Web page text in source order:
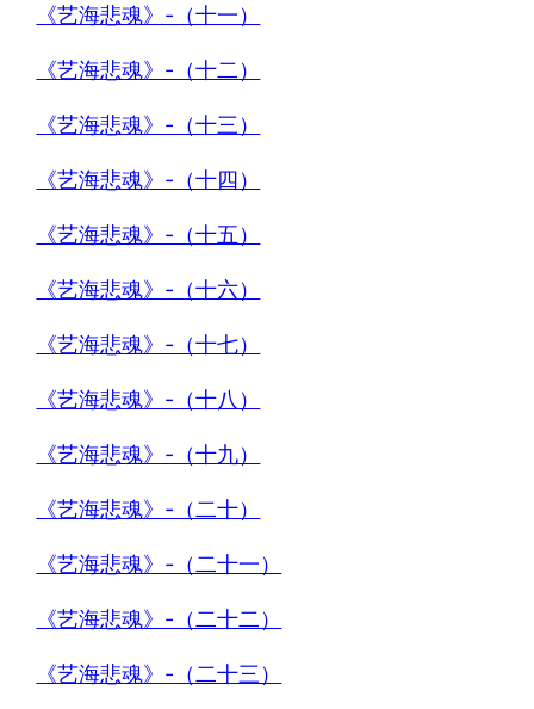
《艺海悲魂》-（十一）
《艺海悲魂》-（十二）
《艺海悲魂》-（十三）
《艺海悲魂》-（十四）
《艺海悲魂》-（十五）
《艺海悲魂》-（十六）
《艺海悲魂》-（十七）
《艺海悲魂》-（十八）
《艺海悲魂》-（十九）
《艺海悲魂》-（二十）
《艺海悲魂》-（二十一）
《艺海悲魂》-（二十二）
《艺海悲魂》-（二十三）